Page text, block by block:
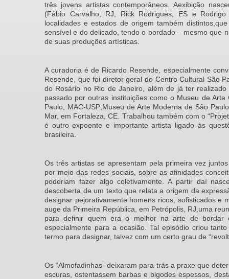
três jovens artistas contemporâneos. Aexibição
(Fábio Carvalho, RJ, Rick Rodrigues, ES e
localidades e estados de origem também
sensível e do delicado, tendo o bordado – mesmo que
de suas produções artísticas.
A curadoria é de Ricardo Resende, especialmente
Resende, que foi diretor geral do Centro Cultural São
do Rosário no Rio de Janeiro, além de já ter
passado por outras instituições como o Museu de
Paulo, MAC-USP;Museu de Arte Moderna de São
Mar, em Fortaleza, CE. Trabalhou também com o
é outro expoente e importante artista ligado às
brasileira.
Os três artistas se apresentam pela primeira vez
por meio das redes sociais, sobre as afinidades
poderiam fazer algo coletivamente. A partir daí
descoberta de um texto que relata a origem da
designar pejorativamente homens ricos, sofisticados e
auge da Primeira República, em Petrópolis, RJ,uma
para definir quem era o melhor na arte de bordar
especialmente para a ocasião. Tal episódio criou
termo para designar, talvez com um certo grau de
Os “Almofadinhas” deixaram para trás a praxe que
escuras, ostentassem barbas e bigodes espessos,